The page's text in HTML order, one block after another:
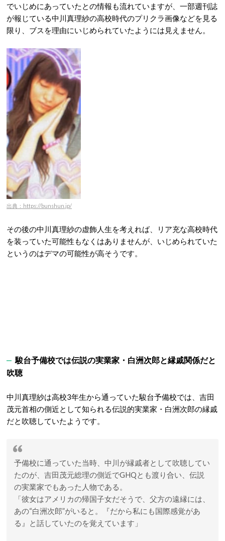
でいじめにあっていたとの情報も流れていますが、一部週刊誌
が報じている中川真理紗の高校時代のプリクラ画像などを見る
限り、ブスを理由にいじめられていたようには見えません。
出典：https://bunshun.jp/
その後の中川真理紗の虚飾人生を考えれば、リア充な高校時代
を装っていた可能性もなくはありませんが、いじめられていた
というのはデマの可能性が高そうです。
駿台予備校では伝説の実業家・白洲次郎と縁戚関係だと
吹聴
中川真理紗は高校3年生から通っていた駿台予備校では、吉田
茂元首相の側近として知られる伝説的実業家・白洲次郎の縁戚
だと吹聴していたようです。
予備校に通っていた当時、中川が縁戚者として吹聴してい
たのが、吉田茂元総理の側近でGHQとも渡り合い、伝説
の実業家でもあった人物である。
「彼女はアメリカの帰国子女だそうで、父方の遠縁には、
あの“白洲次郎”がいると。『だから私にも国際感覚があ
る』と話していたのを覚えています」